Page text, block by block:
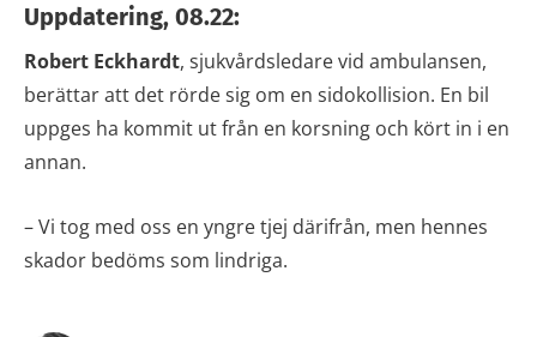
Uppdatering, 08.22:
Robert Eckhardt, sjukvårdsledare vid ambulansen,
berättar att det rörde sig om en sidokollision. En bil
uppges ha kommit ut från en korsning och kört in i en
annan.
– Vi tog med oss en yngre tjej därifrån, men hennes
skador bedöms som lindriga.